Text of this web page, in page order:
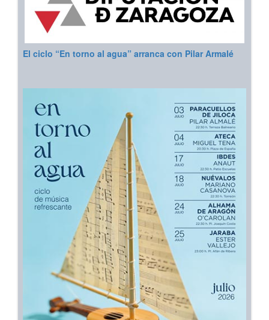
El ciclo “En torno al agua” arranca con Pilar Armalé